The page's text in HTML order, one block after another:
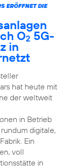
ERÖFFNET DIE
O25G-
in
hat heute mit
der weltweit
in Betrieb
digitale,
Ein
voll
in